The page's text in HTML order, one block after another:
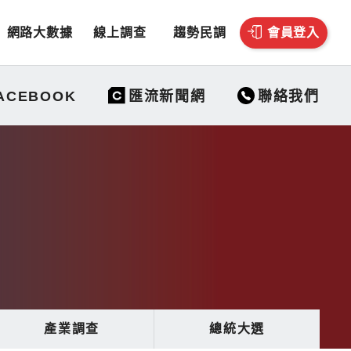
網路大數據 線上調查 趨勢民調 會員登入
匯流新聞網 聯絡我們
產業調查 總統大選